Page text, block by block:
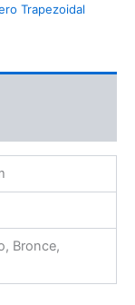
Trapezoidal
Bronce,